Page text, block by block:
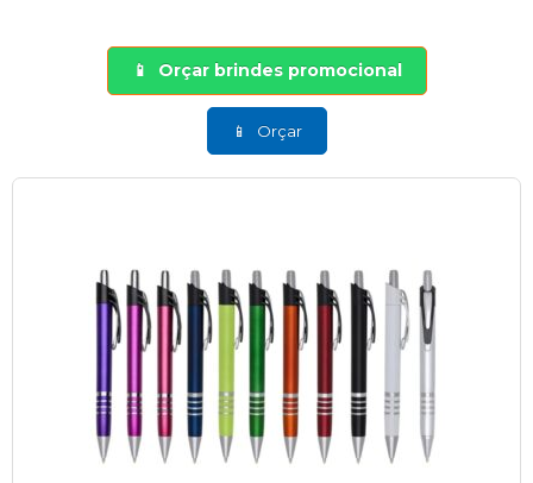
Orçar brindes promocional
Orçar